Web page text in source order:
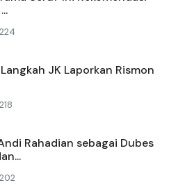
224
JK Laporkan Rismon
218
Rahadian sebagai Dubes
202